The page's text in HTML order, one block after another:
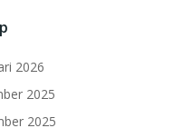
2026
2025
2025